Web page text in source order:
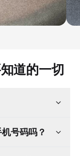
道的一切
号码吗？